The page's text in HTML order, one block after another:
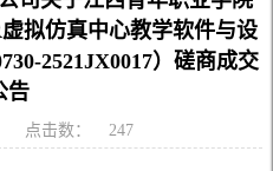
拟仿真中心教学软件与设
2521JX0017）磋商成交
告
点击数： 247